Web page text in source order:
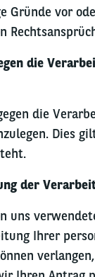
Gründe vor
die
die
Dies
der
uns
Ihrer